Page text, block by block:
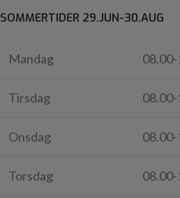
SOMMERTIDER 29.JUN-30.AUG
Mandag
Tirsdag
Onsdag
Torsdag